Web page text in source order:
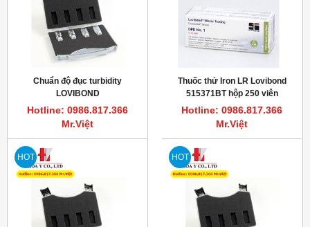
Chuẩn độ đục turbidity
LOVIBOND
Hotline: 0986.817.366
Mr.Việt
Thuốc thử Iron LR Lovibond
515371BT hộp 250 viên
Hotline: 0986.817.366
Mr.Việt
HOT HOT